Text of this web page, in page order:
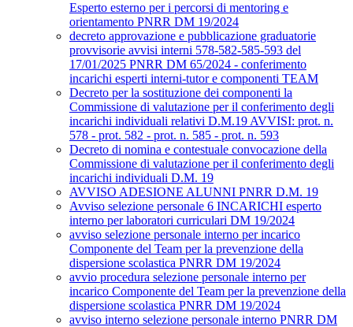
Esperto esterno per i percorsi di mentoring e
orientamento PNRR DM 19/2024
decreto approvazione e pubblicazione graduatorie
provvisorie avvisi interni 578-582-585-593 del
17/01/2025 PNRR DM 65/2024 - conferimento
incarichi esperti interni-tutor e componenti TEAM
Decreto per la sostituzione dei componenti la
Commissione di valutazione per il conferimento degli
incarichi individuali relativi D.M.19 AVVISI: prot. n.
578 - prot. 582 - prot. n. 585 - prot. n. 593
Decreto di nomina e contestuale convocazione della
Commissione di valutazione per il conferimento degli
incarichi individuali D.M. 19
AVVISO ADESIONE ALUNNI PNRR D.M. 19
Avviso selezione personale 6 INCARICHI esperto
interno per laboratori curriculari DM 19/2024
avviso selezione personale interno per incarico
Componente del Team per la prevenzione della
dispersione scolastica PNRR DM 19/2024
avvio procedura selezione personale interno per
incarico Componente del Team per la prevenzione della
dispersione scolastica PNRR DM 19/2024
avviso interno selezione personale interno PNRR DM